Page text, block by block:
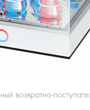
возвратно-